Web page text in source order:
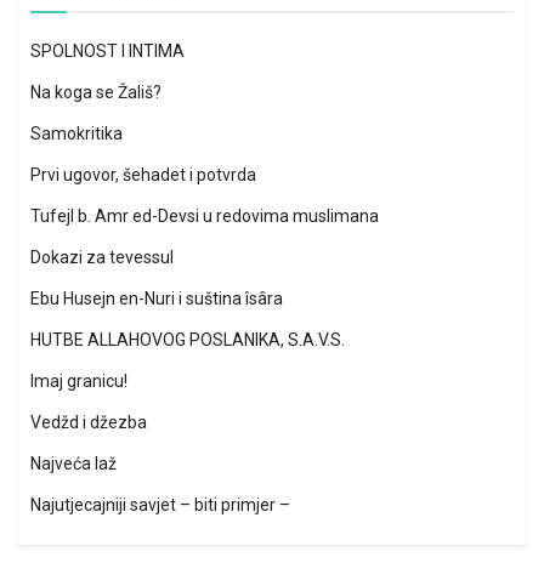
SPOLNOST I INTIMA
Na koga se Žališ?
Samokritika
Prvi ugovor, šehadet i potvrda
Tufejl b. Amr ed-Devsi u redovima muslimana
Dokazi za tevessul
Ebu Husejn en-Nuri i suština îsâra
HUTBE ALLAHOVOG POSLANIKA, S.A.V.S.
Imaj granicu!
Vedžd i džezba
Najveća laž
Najutjecajniji savjet – biti primjer –